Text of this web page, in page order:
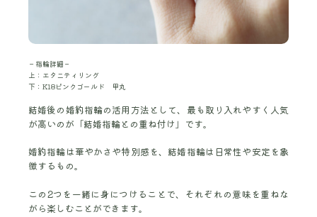
－指輪詳細－
上：エタニティリング
下：K18ピンクゴールド 甲丸
結婚後の婚約指輪の活用方法として、最も取り入れやすく人気
が高いのが「結婚指輪との重ね付け」です。
婚約指輪は華やかさや特別感を、結婚指輪は日常性や安定を象
徴するもの。
この2つを一緒に身につけることで、それぞれの意味を重ねな
がら楽しむことができます。